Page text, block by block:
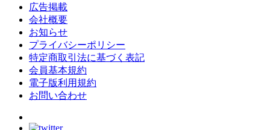
広告掲載
会社概要
お知らせ
プライバシーポリシー
特定商取引法に基づく表記
会員基本規約
電子版利用規約
お問い合わせ